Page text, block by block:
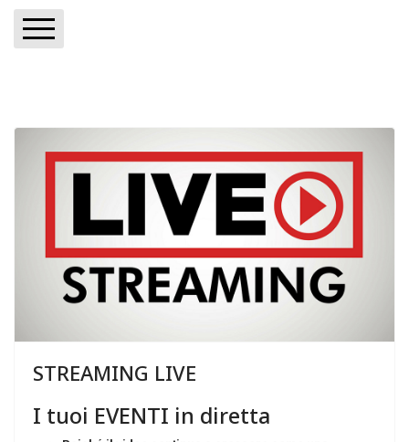
Formula Orange
Servizi
STREAMING LIVE
I tuoi EVENTI in diretta